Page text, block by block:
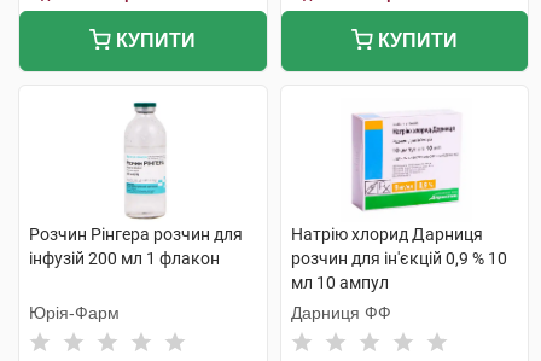
КУПИТИ КУПИТИ
Розчин Рінгера розчин для
інфузій 200 мл 1 флакон
Юрія-Фарм
Натрію хлорид Дарниця
розчин для ін'єкцій 0,9 % 10
мл 10 ампул
Дарниця ФФ